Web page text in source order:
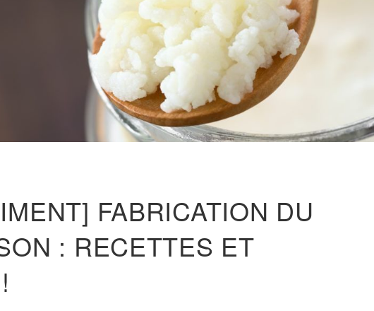
FABRICATION DU
: RECETTES ET